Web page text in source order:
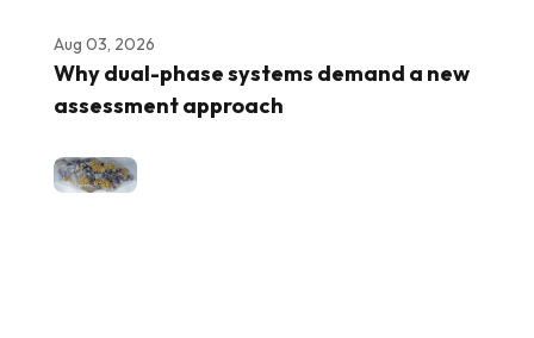
Aug 03, 2026
Why dual-phase systems demand a new
assessment approach